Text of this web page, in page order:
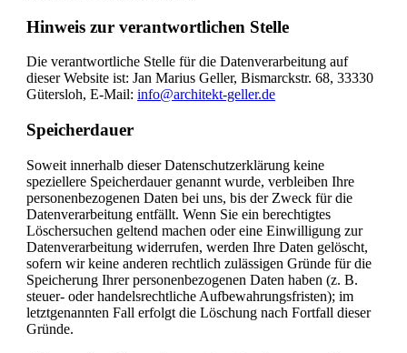
Hinweis zur verantwortlichen Stelle
Die verantwortliche Stelle für die Datenverarbeitung auf
dieser Website ist: Jan Marius Geller, Bismarckstr. 68, 33330
Gütersloh, E-Mail:info@architekt-geller.de
Speicherdauer
Soweit innerhalb dieser Datenschutzerklärung keine
speziellere Speicherdauer genannt wurde, verbleiben Ihre
personenbezogenen Daten bei uns, bis der Zweck für die
Datenverarbeitung entfällt. Wenn Sie ein berechtigtes
Löschersuchen geltend machen oder eine Einwilligung zur
Datenverarbeitung widerrufen, werden Ihre Daten gelöscht,
sofern wir keine anderen rechtlich zulässigen Gründe für die
Speicherung Ihrer personenbezogenen Daten haben (z. B.
steuer- oder handelsrechtliche Aufbewahrungsfristen); im
letztgenannten Fall erfolgt die Löschung nach Fortfall dieser
Gründe.